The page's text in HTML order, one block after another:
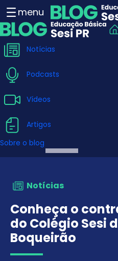
Conheça o
menu
Notícias
Podcasts
Vídeos
Artigos
Sobre o blog
Notícias
Conheça o
do Colégio Sesi
Boqueirão